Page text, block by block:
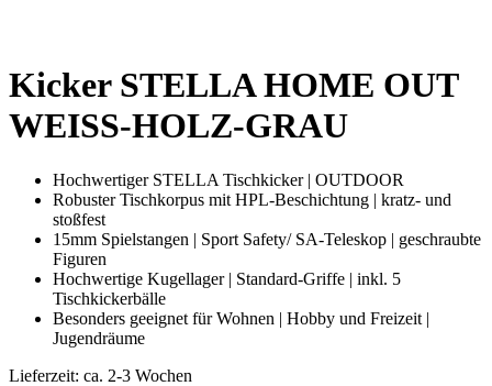
Kicker STELLA HOME OUT
WEISS-HOLZ-GRAU
Hochwertiger STELLA Tischkicker | OUTDOOR
Robuster Tischkorpus mit HPL-Beschichtung | kratz- und
stoßfest
15mm Spielstangen | Sport Safety/ SA-Teleskop | geschraubte
Figuren
Hochwertige Kugellager | Standard-Griffe | inkl. 5
Tischkickerbälle
Besonders geeignet für Wohnen | Hobby und Freizeit |
Jugendräume
Lieferzeit: ca. 2-3 Wochen